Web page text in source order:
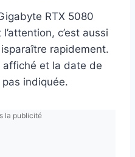
RTX 5080
c’est aussi
rapidement.
affiché et la date de
indiquée.
la publicité